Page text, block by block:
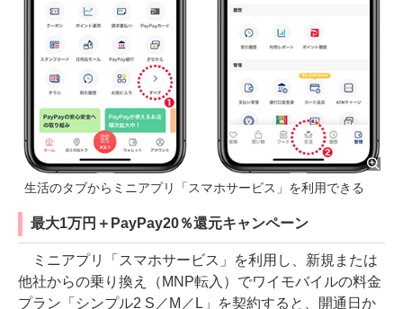
生活のタブからミニアプリ「スマホサービス」を利用できる
最大1万円＋PayPay20％還元キャンペーン
ミニアプリ「スマホサービス」を利用し、新規または
他社からの乗り換え（MNP転入）でワイモバイルの料金
プラン「シンプル2 S／M／L」を契約すると、開通日か